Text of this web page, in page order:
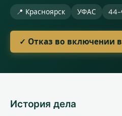
📍 Красноярск УФАС
✓ Отказ во включении
История дела